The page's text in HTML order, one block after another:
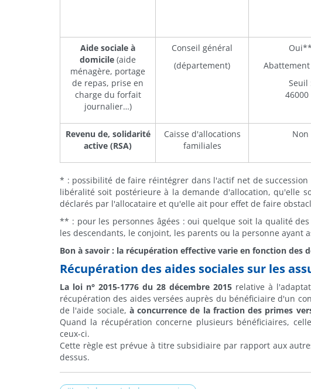
Aide sociale à
domicile (aide
ménagère, portage
de repas, prise en
charge du forfait
journalier…)
Conseil général
(département)
Oui**
Abattement
Seuil
46000
Revenu de, solidarité
active (RSA)
Caisse d'allocations
familiales
Non
* : possibilité de faire réintégrer dans l'actif net de succession
libéralité soit postérieure à la demande d'allocation, qu'elle
déclarés par l'allocataire et qu'elle ait pour effet de faire
** : pour les personnes âgées : oui quelque soit la qualité
les descendants, le conjoint, les parents ou la personne ayant
Bon à savoir : la récupération effective varie en fonction des
Récupération des aides sociales sur les
La loi n° 2015-1776 du 28 décembre 2015 relative à
récupération des aides versées auprès du bénéficiaire d'un
de l'aide sociale, à concurrence de la fraction des primes
Quand la récupération concerne plusieurs bénéficiaires,
ceux-ci.
Cette règle est prévue à titre subsidiaire par rapportaux
dessus.